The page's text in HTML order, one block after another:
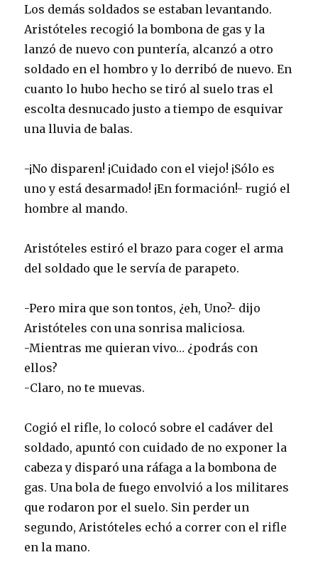
Los demás soldados se estaban levantando.
Aristóteles recogió la bombona de gas y la
lanzó de nuevo con puntería, alcanzó a otro
soldado en el hombro y lo derribó de nuevo. En
cuanto lo hubo hecho se tiró al suelo tras el
escolta desnucado justo a tiempo de esquivar
una lluvia de balas.
-¡No disparen! ¡Cuidado con el viejo! ¡Sólo es
uno y está desarmado! ¡En formación!- rugió el
hombre al mando.
Aristóteles estiró el brazo para coger el arma
del soldado que le servía de parapeto.
-Pero mira que son tontos, ¿eh, Uno?- dijo
Aristóteles con una sonrisa maliciosa.
-Mientras me quieran vivo… ¿podrás con
ellos?
-Claro, no te muevas.
Cogió el rifle, lo colocó sobre el cadáver del
soldado, apuntó con cuidado de no exponer la
cabeza y disparó una ráfaga a la bombona de
gas. Una bola de fuego envolvió a los militares
que rodaron por el suelo. Sin perder un
segundo, Aristóteles echó a correr con el rifle
en la mano.